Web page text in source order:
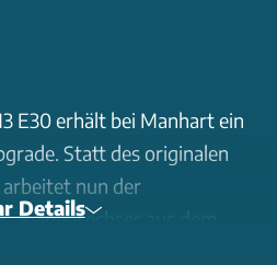
E30 erhält bei Manhart ein
Statt des originalen
nun der
aus dem
Details